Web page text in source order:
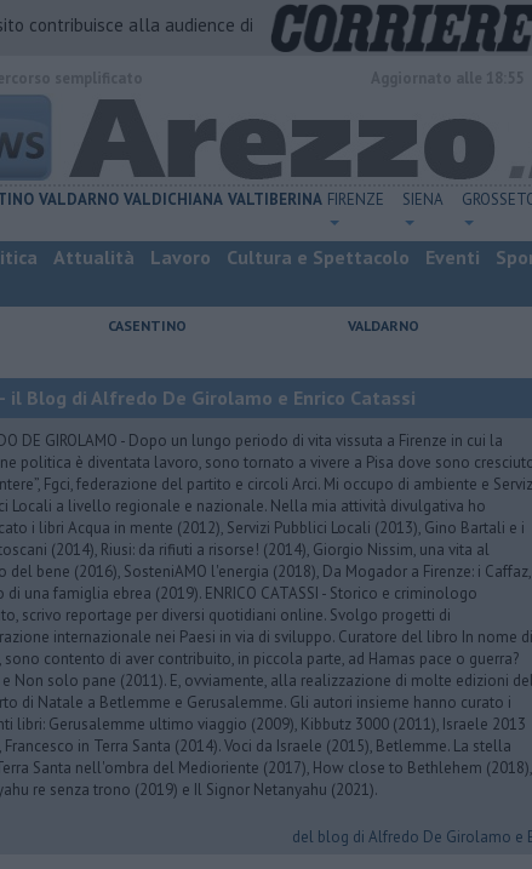
contribuisce alla audience di
VALDARNO VALDICHIANA VALTIBERINA FIRENZE SIENA
Attualità Lavoro Cultura e Spettacolo Eventi
CASENTINO VALDARNO
il Blog di Alfredo De Girolamo e Enrico Catassi
DE GIROLAMO - Dopo un lungo periodo di vita vissuta a Firenze in cui la
politica è diventata lavoro, sono tornato a vivere a Pisa dove sono
Fgci, federazione del partito e circoli Arci. Mi occupo di ambiente e
Locali a livello regionale e nazionale. Nella mia attività divulgativa ho
i libri Acqua in mente (2012), Servizi Pubblici Locali (2013), Gino Bartali e i
(2014), Riusi: da rifiuti a risorse! (2014), Giorgio Nissim, una vita al
del bene (2016), SosteniAMO l'energia (2018), Da Mogador a Firenze: i Caffaz,
di una famiglia ebrea (2019). ENRICO CATASSI - Storico e criminologo
scrivo reportage per diversi quotidiani online. Svolgo progetti di
internazionale nei Paesi in via di sviluppo. Curatore del libro In nome di
sono contento di aver contribuito, in piccola parte, ad Hamas pace o guerra?
e Non solo pane (2011). E, ovviamente, alla realizzazione di molte edizioni del
di Natale a Betlemme e Gerusalemme. Gli autori insieme hanno curato i
libri: Gerusalemme ultimo viaggio (2009), Kibbutz 3000 (2011), Israele 2013
Francesco in Terra Santa (2014). Voci da Israele (2015), Betlemme. La stella
Santa nell'ombra del Medioriente (2017), How close to Bethlehem (2018),
re senza trono (2019) e Il Signor Netanyahu (2021).
del blog di Alfredo De Girolamo e